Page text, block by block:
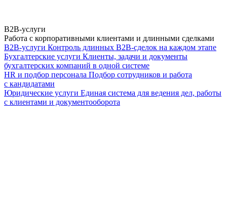
B2B-услуги
Работа с корпоративными клиентами и длинными сделками
B2B-услуги Контроль длинных B2B-сделок на каждом этапе
Бухгалтерские услуги Клиенты, задачи и документы
бухгалтерских компаний в одной системе
HR и подбор персонала Подбор сотрудников и работа
с кандидатами
Юридические услуги Единая система для ведения дел, работы
с клиентами и документооборота